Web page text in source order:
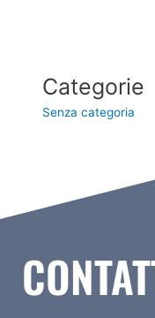
Categorie
Senza categoria